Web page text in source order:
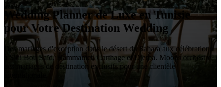
Wedding Planner de Luxe en Tunisie
pour Votre Destination Wedding
Des mariages d'exception dans le désert du Sahara aux célébrations
à Sidi Bou Saïd, Hammamet, Carthage et Djerba. Moons orchestre
des mariages de destination exclusifs pour une clientèle